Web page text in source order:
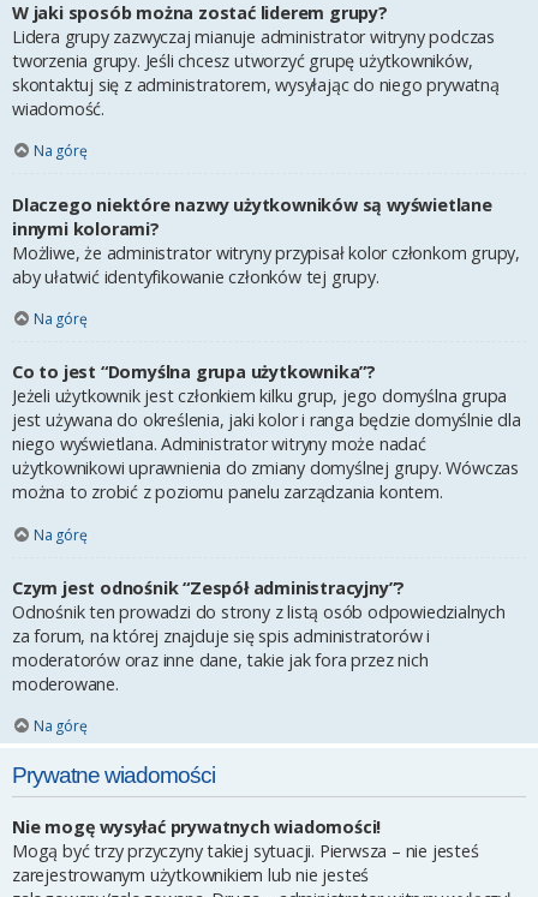
W jaki sposób można zostać liderem grupy?
Lidera grupy zazwyczaj mianuje administrator witryny podczas
tworzenia grupy. Jeśli chcesz utworzyć grupę użytkowników,
skontaktuj się z administratorem, wysyłając do niego prywatną
wiadomość.
Na górę
Dlaczego niektóre nazwy użytkowników są wyświetlane
innymi kolorami?
Możliwe, że administrator witryny przypisał kolor członkom grupy,
aby ułatwić identyfikowanie członków tej grupy.
Na górę
Co to jest “Domyślna grupa użytkownika”?
Jeżeli użytkownik jest członkiem kilku grup, jego domyślna grupa
jest używana do określenia, jaki kolor i ranga będzie domyślnie dla
niego wyświetlana. Administrator witryny może nadać
użytkownikowi uprawnienia do zmiany domyślnej grupy. Wówczas
można to zrobić z poziomu panelu zarządzania kontem.
Na górę
Czym jest odnośnik “Zespół administracyjny”?
Odnośnik ten prowadzi do strony z listą osób odpowiedzialnych
za forum, na której znajduje się spis administratorów i
moderatorów oraz inne dane, takie jak fora przez nich
moderowane.
Na górę
Prywatne wiadomości
Nie mogę wysyłać prywatnych wiadomości!
Mogą być trzy przyczyny takiej sytuacji. Pierwsza – nie jesteś
zarejestrowanym użytkownikiem lub nie jesteś